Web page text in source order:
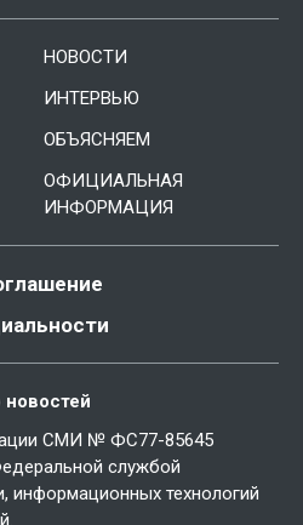
НОВОСТИ
ИНТЕРВЬЮ
ОБЪЯСНЯЕМ
ОФИЦИАЛЬНАЯ
ИНФОРМАЦИЯ
новостей
СМИ № ФС77-85645
службой
информационных технологий